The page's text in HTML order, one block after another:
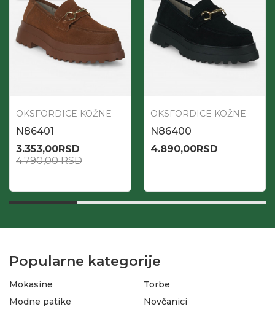
OKSFORDICE KOŽNE
N86401
3.353,00RSD
4.790,00RSD
OKSFORDICE KOŽNE
N86400
4.890,00RSD
Popularne kategorije
Mokasine
Modne patike
Torbe
Novčanici